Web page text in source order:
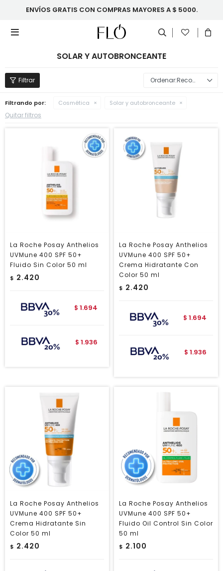
ENVÍOS GRATIS CON COMPRAS MAYORES A $ 5000.

SOLAR Y AUTOBRONCEANTE
Recomendados
Filtrando por: Cosmética Solar y autobronceante
Quitar filtros
La Roche Posay Anthelios
UVMune 400 SPF 50+
Fluido Sin Color 50 ml
$ 2.420
$ 1.694
$ 1.936
La Roche Posay Anthelios
UVMune 400 SPF 50+
Crema Hidratante Con
Color 50 ml
$ 2.420
$ 1.694
$ 1.936
La Roche Posay Anthelios
UVMune 400 SPF 50+
Crema Hidratante Sin
Color 50 ml
$ 2.420
La Roche Posay Anthelios
UVMune 400 SPF 50+
Fluido Oil Control Sin Color
50 ml
$ 2.100